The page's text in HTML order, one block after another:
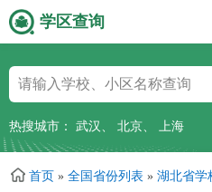
到
主
要
容
学区查询
热搜城市： 武汉 、 北京、 上海
首页 » 全国省份列表 » 湖北省学